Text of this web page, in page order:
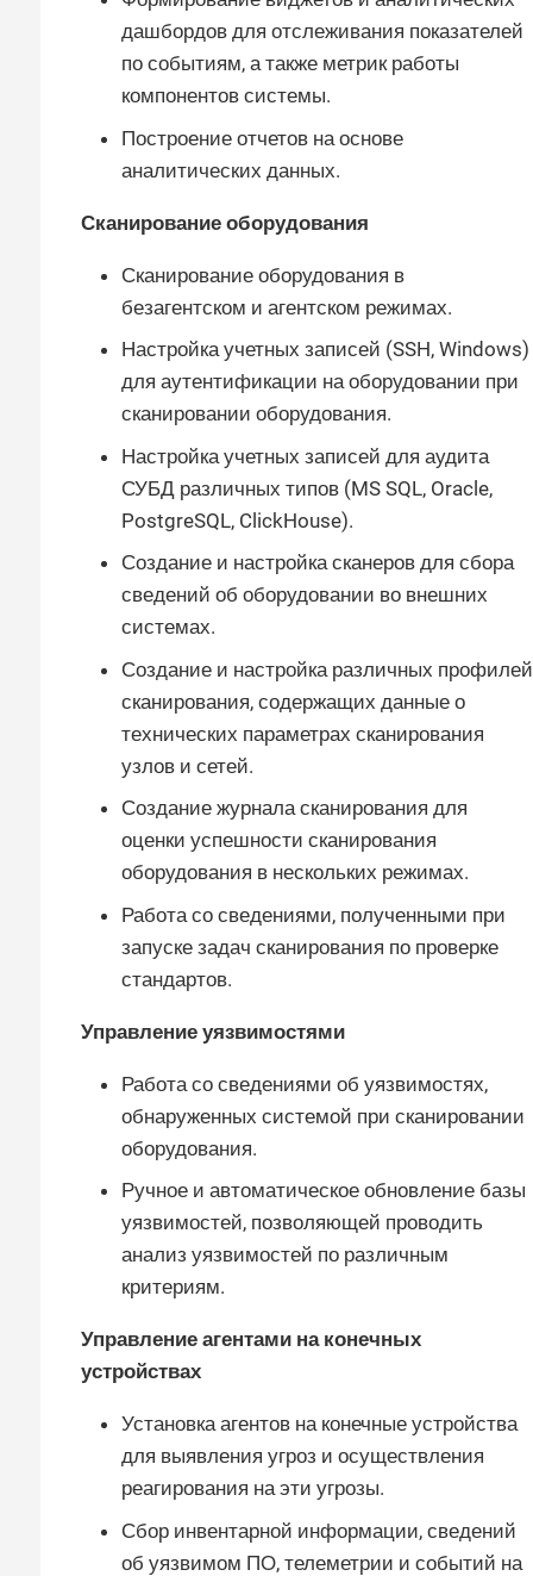
дашбордов для отслеживания показателей
по событиям, а также метрик работы
компонентов системы.
Построение отчетов на основе
аналитических данных.
Сканирование оборудования
Сканирование оборудования в
безагентском и агентском режимах.
Настройка учетных записей (SSH, Windows)
для аутентификации на оборудовании при
сканировании оборудования.
Настройка учетных записей для аудита
СУБД различных типов (MS SQL, Oracle,
PostgreSQL, ClickHouse).
Создание и настройка сканеров для сбора
сведений об оборудовании во внешних
системах.
Создание и настройка различных профилей
сканирования, содержащих данные о
технических параметрах сканирования
узлов и сетей.
Создание журнала сканирования для
оценки успешности сканирования
оборудования в нескольких режимах.
Работа со сведениями, полученными при
запуске задач сканирования по проверке
стандартов.
Управление уязвимостями
Работа со сведениями об уязвимостях,
обнаруженных системой при сканировании
оборудования.
Ручное и автоматическое обновление базы
уязвимостей, позволяющей проводить
анализ уязвимостей по различным
критериям.
Управление агентами на конечных
устройствах
Установка агентов на конечные устройства
для выявления угроз и осуществления
реагирования на эти угрозы.
Сбор инвентарной информации, сведений
об уязвимом ПО, телеметрии и событий на